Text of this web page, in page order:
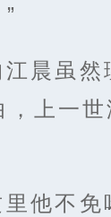
晨虽然
，上一
他不免